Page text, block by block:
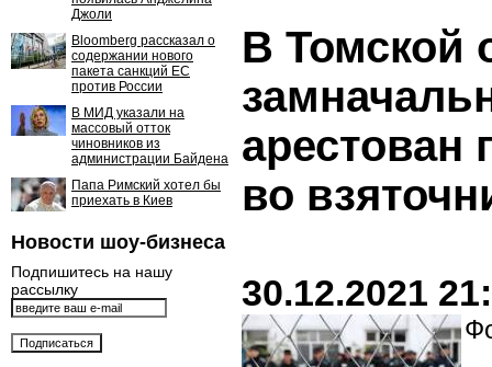
Джоли
Bloomberg рассказал о
содержании нового
пакета санкций ЕС
против России
В МИД указали на
массовый отток
чиновников из
администрации Байдена
Папа Римский хотел бы
приехать в Киев
Новости шоу-бизнеса
Подпишитесь на нашу
рассылку
В Томской
во
30.12.2021